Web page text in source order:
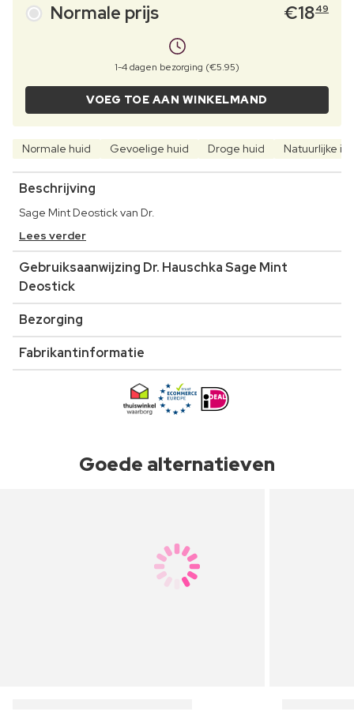
Normale prijs €1849
1-4 dagen bezorging (€5.95)
VOEG TOE AAN WINKELMAND
Normale huid Gevoelige huid Droge huid Natuurlijke
Beschrijving
Sage Mint Deostick van Dr.
Lees verder
Gebruiksaanwijzing Dr. Hauschka Sage Mint
Deostick
Bezorging
Fabrikantinformatie
Goede alternatieven